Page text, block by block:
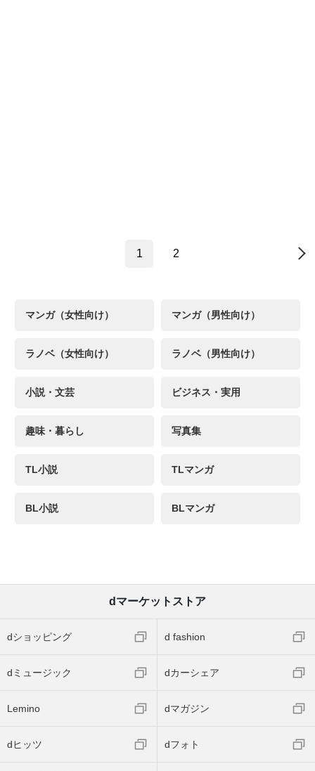
1 2 →
マンガ（女性向け） マンガ（男性向け）
ラノベ（女性向け） ラノベ（男性向け）
小説・文芸 ビジネス・実用
趣味・暮らし 写真集
TL小説 TLマンガ
BL小説 BLマンガ
dマーケットストア
dショッピング d fashion
dミュージック dカーシェア
Lemino dマガジン
dヒッツ dフォト